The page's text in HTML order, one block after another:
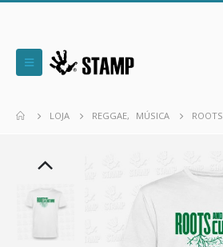
LOJA REGGAE, MÚSICA